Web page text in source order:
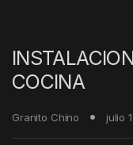
COCINA
Granito Chino julio